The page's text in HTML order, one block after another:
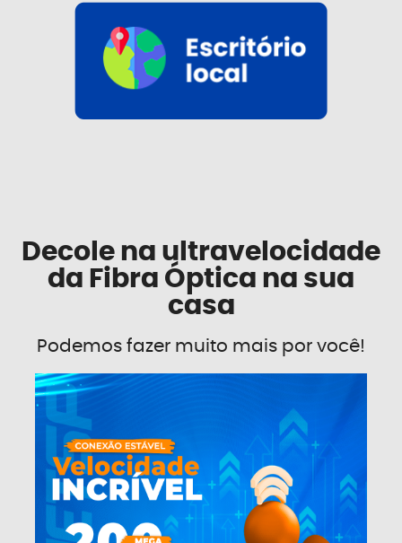
Decole na ultravelocidade
da Fibra Óptica na sua
casa
Podemos fazer muito mais por você!